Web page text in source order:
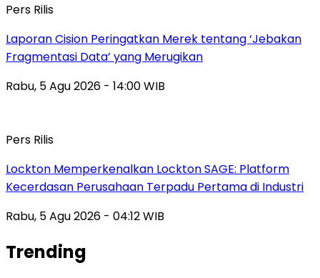
Pers Rilis
Laporan Cision Peringatkan Merek tentang ‘Jebakan
Fragmentasi Data’ yang Merugikan
Rabu, 5 Agu 2026 - 14:00 WIB
Pers Rilis
Lockton Memperkenalkan Lockton SAGE: Platform
Kecerdasan Perusahaan Terpadu Pertama di Industri
Rabu, 5 Agu 2026 - 04:12 WIB
Trending